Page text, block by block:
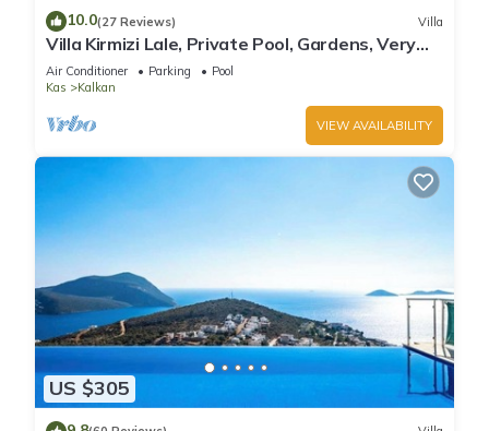
10.0(27 Reviews) Villa
Villa Kirmizi Lale, Private Pool, Gardens, Very
Close to Town - No Need for Taxi
Air Conditioner Parking
Pool
Kas
Kalkan
VIEW AVAILABILITY
US $305